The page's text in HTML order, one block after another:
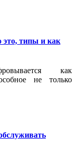
это, типы и как
как
не только